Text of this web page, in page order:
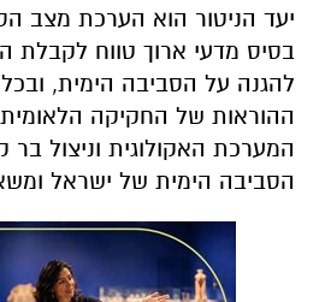
יעד הניטור הוא הערכת מצב
בסיס מדעי ארוך טווח
להגנה על הסביבה הימית,
ההוראות של החקיקה
המערכת האקולוגית וניצול בר
הסביבה הימית של ישראל